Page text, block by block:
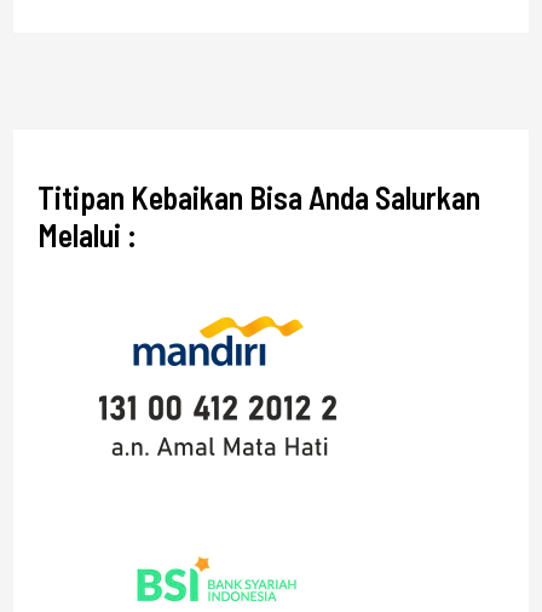
Titipan Kebaikan Bisa Anda Salurkan
Melalui :